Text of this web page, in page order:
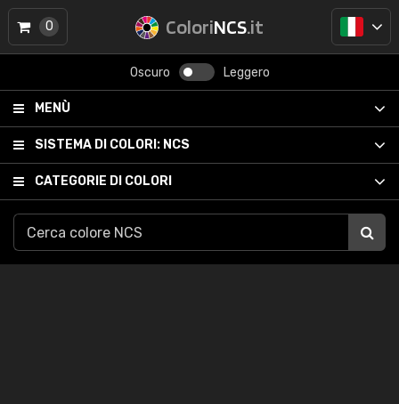
ColoriNCS.it
Oscuro Leggero
MENÙ
SISTEMA DI COLORI: NCS
CATEGORIE DI COLORI
0